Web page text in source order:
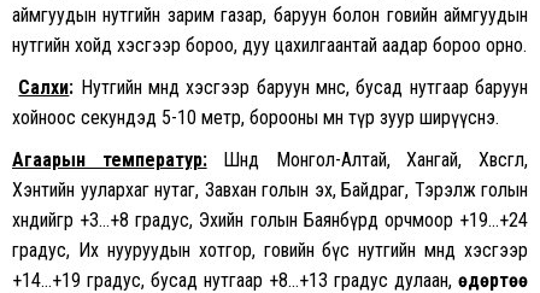
аймгуудын нутгийн зарим газар, баруун болон говийн аймгуудын
нутгийн хойд хэсгээр бороо, дуу цахилгаантай аадар бороо орно.
Салхи: Нутгийн өмнөд хэсгээр баруун өмнөөс, бусад нутгаар баруун
хойноос секундэд 5-10 метр, борооны өмнө түр зуур ширүүснэ.
Агаарын температур:
Шөнөдөө Монгол-Алтай, Хангай, Хөвсгөл,
Хэнтийн уулархаг нутаг, Завхан голын эх, Байдраг, Тэрэлж голын
хөндийгөөр +3…+8 градус, Эхийн голын Баянбүрд орчмоор +19…+24
градус, Их нууруудын хотгор, говийн бүс нутгийн өмнөд хэсгээр
+14…+19 градус, бусад нутгаар +8…+13 градус дулаан, өдөртөө